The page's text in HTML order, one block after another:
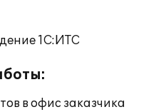
1С:ИТС
в офис заказчика